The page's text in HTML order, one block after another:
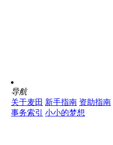
导航
关于麦田 新手指南 资助指南
事务索引
小小的梦想